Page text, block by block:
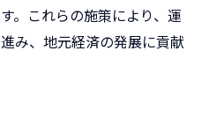
。これらの施策により、運
み、地元経済の発展に貢献